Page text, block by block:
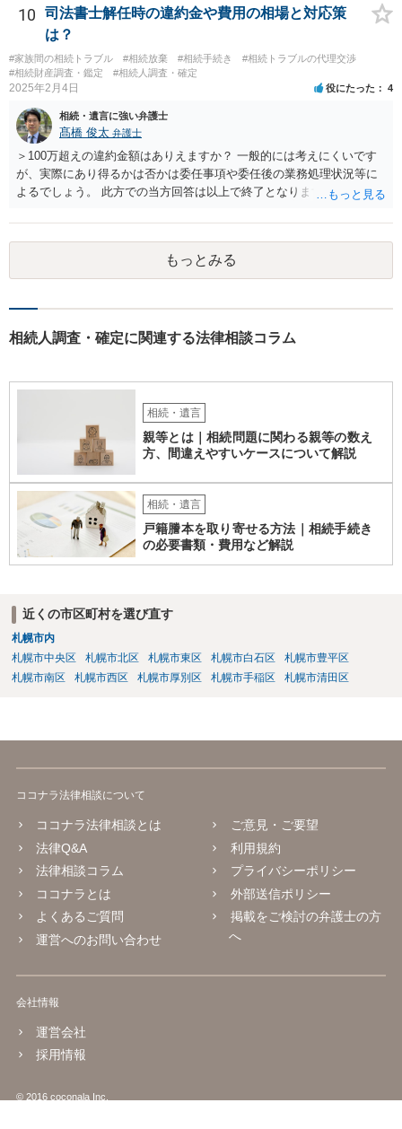
のですか？ →遺書というのが、法律上の遺言の形式を守っている限り
はそのとおりです。 質問3 父が腹違いの長男に法律的に優位になれそ
うな事はありますか？ →遺言が有効な場合、優位に立つことはできま
せんが、お祖父様が認知症であるなどの「遺言が作れないはずの事
情」があるならば①遺言無効確認の訴えを起こすのは一つの手です。
問4 相続トラブルの代理交渉は可能でしょうか。 →一般論としては可
能ですが、お伺いする内容ですとお祖父様が亡くなられた後に動くこ
とになるでしょう。
10
司法書士解任時の違約金や費用の相場と対応策
は？
#家族間の相続トラブル #相続放棄 #相続手続き
#相続トラブルの代理交渉
#相続財産調査・鑑定
#相続人調査・確定
2025年2月4日 役にたった 4
相続・遺言に強い弁護士
髙橋 俊太 弁護士
＞100万超えの違約金額はありえますか？ 一般的には考えにくいです
が、実際にあり得るかは否かは委任事項や委任後の業務処理状況等に
よるでしょう。 此方での当方回答は以上で終了となりますが、参考に
もっとみる
相続人調査・確定に関連する法律相談コラム
相続・遺言
親等とは｜相続問題に関わる親等の数え
方、間違えやすいケースについて解説
相続・遺言
戸籍謄本を取り寄せる方法｜相続手続き
の必要書類・費用など解説
近くの市区町村を選び直す
札幌市内
札幌市中央区
札幌市北区 札幌市東区 札幌市白石区
札幌市豊平区
札幌市南区
札幌市西区 札幌市厚別区 札幌市手稲区 札幌市清田区
ココナラ法律相談について
ココナラ法律相談とは
法律Q&A
法律相談コラム
ココナラとは
よくあるご質問
運営へのお問い合わせ
ご意見・ご要望
利用規約
プライバシーポリシー
外部送信ポリシー
掲載をご検討の弁護士の方
へ
会社情報
運営会社
採用情報
© 2016 coconala Inc.